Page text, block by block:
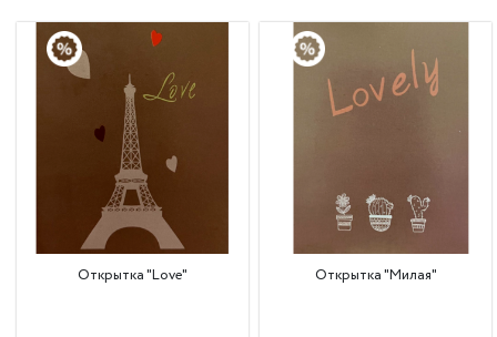
Открытка "Love" Открытка "Милая"